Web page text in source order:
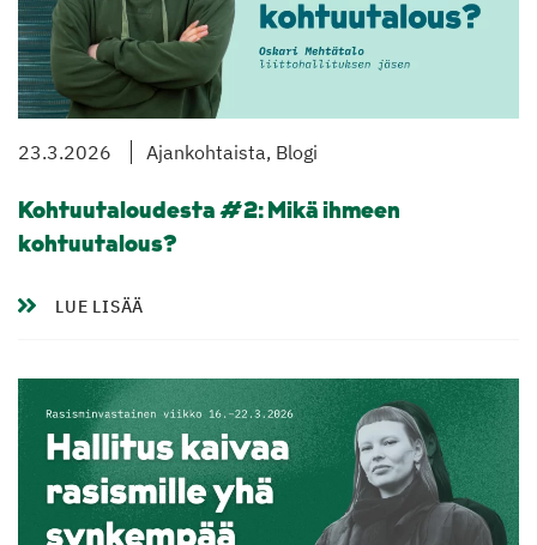
23.3.2026 Ajankohtaista, Blogi
Kohtuutaloudesta #2: Mikä ihmeen
kohtuutalous?
LUE LISÄÄ